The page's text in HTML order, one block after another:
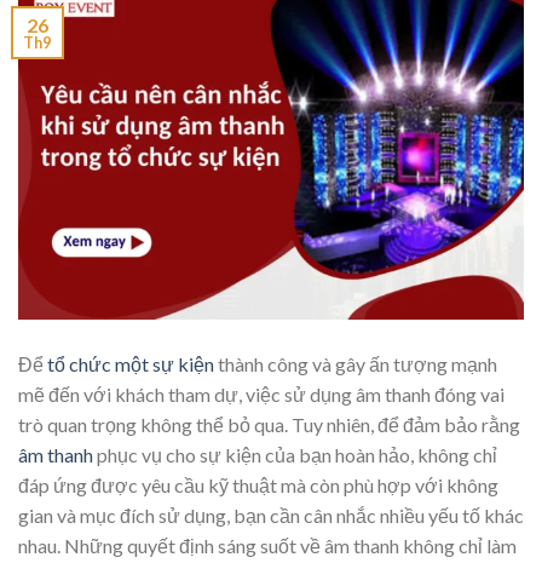
26
Th9
Để tổ chức một sự kiệnthành công và gây ấn tượng mạnh
mẽ đến với khách tham dự, việc sử dụng âm thanh đóng vai
trò quan trọng không thể bỏ qua. Tuy nhiên, để đảm bảo rằng
âm thanhphục vụ cho sự kiện của bạn hoàn hảo, không chỉ
đáp ứng được yêu cầu kỹ thuật mà còn phù hợp với không
gian và mục đích sử dụng, bạn cần cân nhắc nhiều yếu tố khác
nhau. Những quyết định sáng suốt về âm thanh không chỉ làm